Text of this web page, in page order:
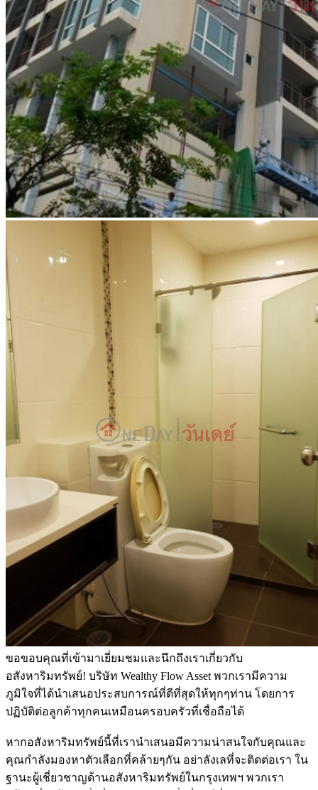
ขอขอบคุณที่เข้ามาเยี่ยมชมและนึกถึงเราเกี่ยวกับ
อสังหาริมทรัพย์! บริษัท Wealthy Flow Asset พวกเรามีความ
ภูมิใจที่ได้นำเสนอประสบการณ์ที่ดีที่สุดให้ทุกๆท่าน โดยการ
ปฏิบัติต่อลูกค้าทุกคนเหมือนครอบครัวที่เชื่อถือได้
หากอสังหาริมทรัพย์นี้ที่เรานำเสนอมีความน่าสนใจกับคุณและ
คุณกำลังมองหาตัวเลือกที่คล้ายๆกัน อย่าลังเลที่จะติดต่อเรา ใน
ฐานะผู้เชี่ยวชาญด้านอสังหาริมทรัพย์ในกรุงเทพฯ พวกเรา